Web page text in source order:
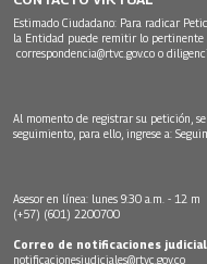
Estimado Ciudadano: Para radicar
la Entidad puede remitir lo pertinente
correspondencia@rtvc.gov.co o
Al momento de registrar su petición,
seguimiento, para ello, ingrese a:
Asesor en línea: lunes 9:30 a.m. - 12 m
(+57) (601) 2200700
Correo de notificaciones
notificacionesjudiciales@rtvc.gov.co